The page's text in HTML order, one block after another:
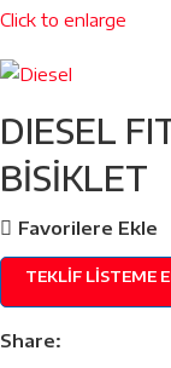
Click to enlarge
DIESEL
BİSİKLET
Favorilere Ekle
TEKLIF LISTEME
Share: